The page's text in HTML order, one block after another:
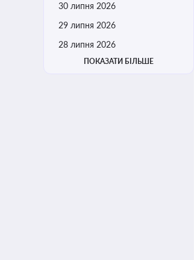
30 липня 2026
29 липня 2026
28 липня 2026
ПОКАЗАТИ БІЛЬШЕ